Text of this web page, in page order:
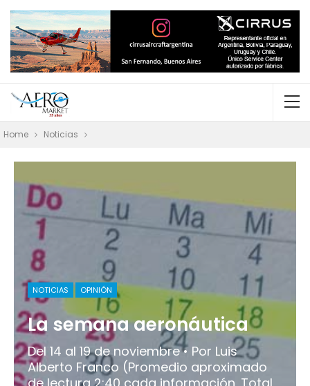
Home Noticias
NOTICIAS OPINIÓN
La semana aeronáutica
Del 14 al 19 de noviembre • Por Luis
Alberto Franco (Promedio aproximado